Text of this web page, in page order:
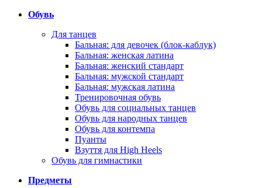
Обувь
Для танцев
Бальная: для девочек (блок-каблук)
Бальная: женская латина
Бальная: женский стандарт
Бальная: мужской стандарт
Бальная: мужская латина
Тренировочная обувь
Обувь для социальных танцев
Обувь для народных танцев
Обувь для контемпа
Пуанты
Взуття для High Heels
Обувь для гимнастики
Предметы